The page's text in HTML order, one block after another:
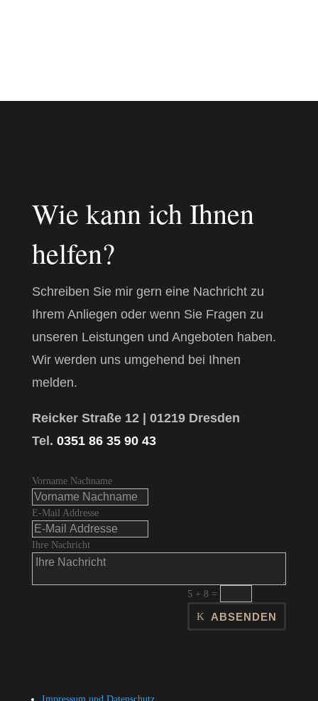
Wie kann ich Ihnen
helfen?
Schreiben Sie mir gern eine Nachricht zu
Ihrem Anliegen oder wenn SieFragen zu
unseren Leistungen und Angeboten haben.
Wir werden uns umgehend bei Ihnen
melden.
Reicker Straße 12 | 01219 Dresden
Tel. 0351 86 35 90 43
Vorname Nachname
E-Mail Addresse
Ihre Nachricht
5 + 8=
ABSENDEN